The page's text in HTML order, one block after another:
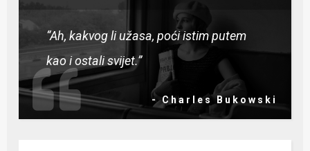
“Ah, kakvog li užasa, poći istim putem
kao i ostali svijet.”
- Charles Bukowski